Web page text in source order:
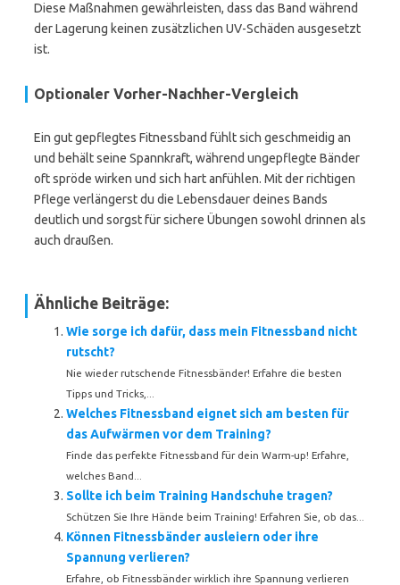
Diese Maßnahmen gewährleisten, dass das Band während
der Lagerung keinen zusätzlichen UV-Schäden ausgesetzt
ist.
Optionaler Vorher-Nachher-Vergleich
Ein gut gepflegtes Fitnessband fühlt sich geschmeidig an
und behält seine Spannkraft, während ungepflegte Bänder
oft spröde wirken und sich hart anfühlen. Mit der richtigen
Pflege verlängerst du die Lebensdauer deines Bands
deutlich und sorgst für sichere Übungen sowohl drinnen als
auch draußen.
Ähnliche Beiträge:
Wie sorge ich dafür, dass mein Fitnessband nicht
rutscht?
Nie wieder rutschende Fitnessbänder! Erfahre die besten
Tipps und Tricks,...
Welches Fitnessband eignet sich am besten für
das Aufwärmen vor dem Training?
Finde das perfekte Fitnessband für dein Warm-up! Erfahre,
welches Band...
Sollte ich beim Training Handschuhe tragen?
Schützen Sie Ihre Hände beim Training! Erfahren Sie, ob das...
Können Fitnessbänder ausleiern oder ihre
Spannung verlieren?
Erfahre, ob Fitnessbänder wirklich ihre Spannung verlieren